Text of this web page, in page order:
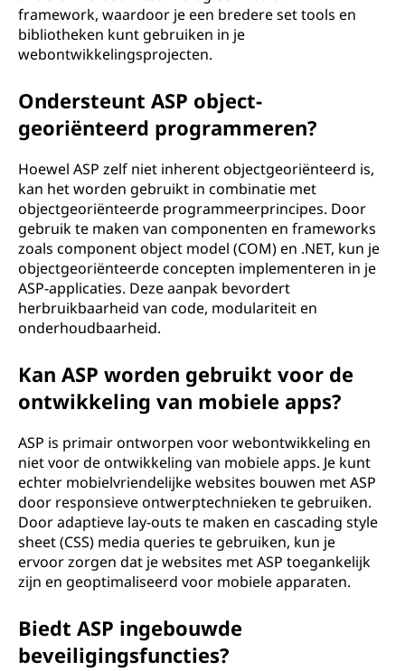
framework, waardoor je een bredere set tools en
bibliotheken kunt gebruiken in je
webontwikkelingsprojecten.
Ondersteunt ASP object-
georiënteerd programmeren?
Hoewel ASP zelf niet inherent objectgeoriënteerd is,
kan het worden gebruikt in combinatie met
objectgeoriënteerde programmeerprincipes. Door
gebruik te maken van componenten en frameworks
zoals component object model (COM) en .NET, kun je
objectgeoriënteerde concepten implementeren in je
ASP-applicaties. Deze aanpak bevordert
herbruikbaarheid van code, modulariteit en
onderhoudbaarheid.
Kan ASP worden gebruikt voor de
ontwikkeling van mobiele apps?
ASP is primair ontworpen voor webontwikkeling en
niet voor de ontwikkeling van mobiele apps. Je kunt
echter mobielvriendelijke websites bouwen met ASP
door responsieve ontwerptechnieken te gebruiken.
Door adaptieve lay-outs te maken en cascading style
sheet (CSS) media queries te gebruiken, kun je
ervoor zorgen dat je websites met ASP toegankelijk
zijn en geoptimaliseerd voor mobiele apparaten.
Biedt ASP ingebouwde
beveiligingsfuncties?